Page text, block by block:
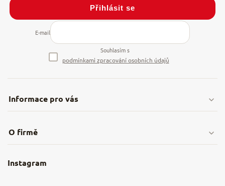
Informace pro vás
Obchodní podmínky
Nejčastější dotazy
E-mail
Souhlasím s
podmínkami zpracování osobních údajů
Přihlásit se
Instagram
O firmě